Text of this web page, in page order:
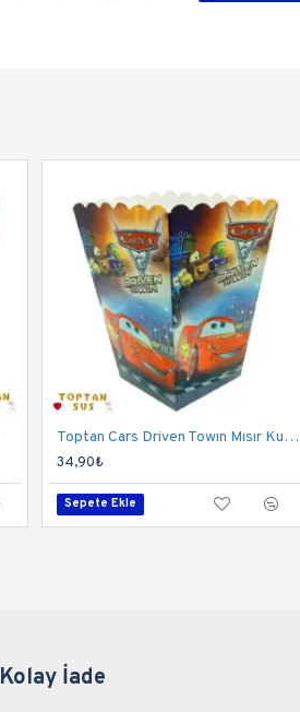
Toptan Cars Driven Towın Mısır Kutusu
34,90₺
Sepete Ekle
Kolay İade